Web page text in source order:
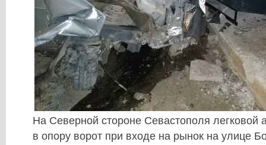
На Северной стороне Севастополя легковой
в опору ворот при входе на рынок на улице